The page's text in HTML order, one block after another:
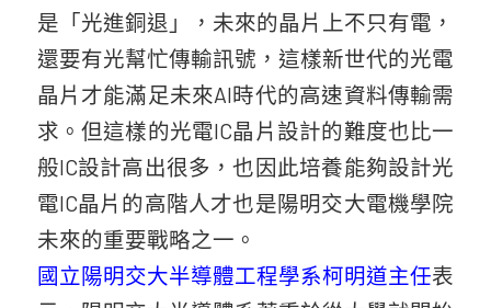
是「光進銅退」，未來的晶片上不只有電，
還要有光幫忙傳輸訊號，這樣新世代的光電
晶片才能滿足未來AI時代的高速資料傳輸需
求。但這樣的光電IC晶片設計的難度也比一
般IC設計高出很多，也因此培養能夠設計光
電IC晶片的高階人才也是陽明交大電機學院
未來的重要戰略之一。
國立陽明交大半導體工程學系柯明道主任表